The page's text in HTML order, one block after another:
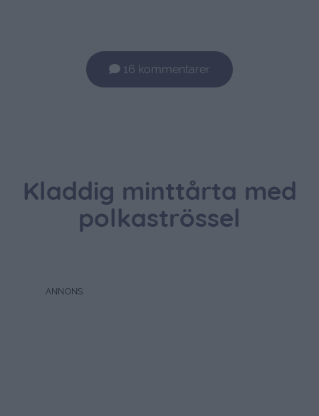
16 kommentarer
Kladdig minttårta med
polkaströssel